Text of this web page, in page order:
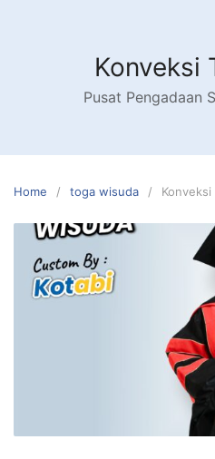
Konveksi
Pusat Pengadaan
Home toga wisuda Konveksi